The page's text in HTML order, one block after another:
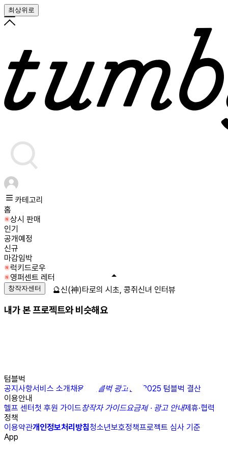
최상위로
카테고리
홈
상시 판매
인기
공개예정
신규
마감임박
럭키드로우
영퍼센트 레터
창작자센터
내가 본 프로젝트와 비슷해요
텀블벅
공지사항서비스 소개채용N 텀블벅 광고센터
2025 텀블벅 결산
이용안내
헬프 센터첫 후원 가이드창작자 가이드요금제 · 광고 안내제휴·협력
정책
이용약관개인정보처리방침청소년보호정책프로젝트 심사 기준
App
🔮신(神)타로의 시초, 콩쥐신녀 인터뷰